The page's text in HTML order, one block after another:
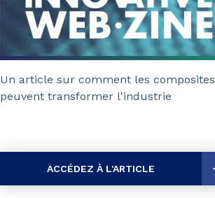
Un article sur comment les composites
peuvent transformer l'industrie
ACCÉDEZ À L'ARTICLE